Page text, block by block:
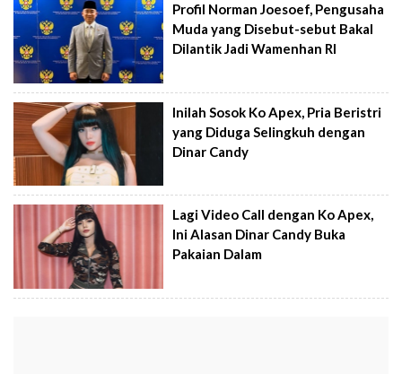
Profil Norman Joesoef, Pengusaha
Muda yang Disebut-sebut Bakal
Dilantik Jadi Wamenhan RI
Inilah Sosok Ko Apex, Pria Beristri
yang Diduga Selingkuh dengan
Dinar Candy
Lagi Video Call dengan Ko Apex,
Ini Alasan Dinar Candy Buka
Pakaian Dalam